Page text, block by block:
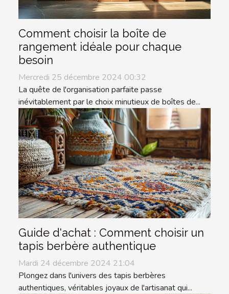
Comment choisir la boîte de
rangement idéale pour chaque
besoin
Mercredi 25 décembre 2024 00:32
La quête de l'organisation parfaite passe
inévitablement par le choix minutieux de boîtes de...
Guide d'achat : Comment choisir un
tapis berbère authentique
Mardi 24 décembre 2024 21:04
Plongez dans l'univers des tapis berbères
authentiques, véritables joyaux de l'artisanat qui...